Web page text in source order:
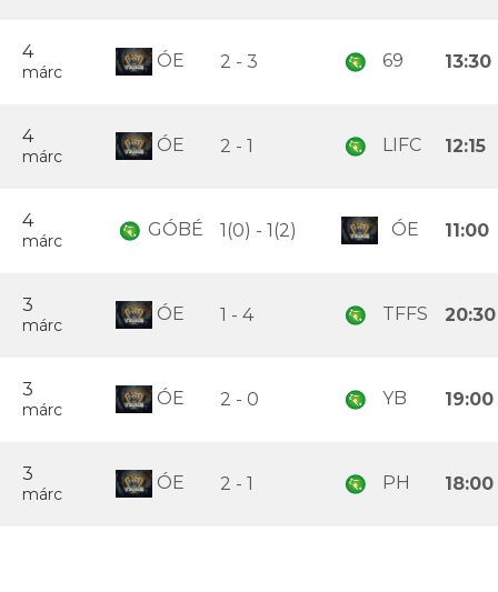
4
márc
ÓE 2 - 3 69 13:30
4
márc
ÓE 2 - 1 LIFC 12:15
4
márc
GÓBÉ 1(0) - 1(2) ÓE 11:00
3
márc
ÓE 1 - 4 TFFS 20:30
3
márc
ÓE 2 - 0 YB 19:00
3
márc
ÓE 2 - 1 PH 18:00